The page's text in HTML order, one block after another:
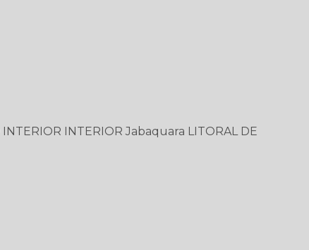
INTERIOR INTERIOR Jabaquara LITORAL DE